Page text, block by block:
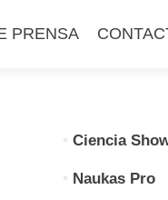
PRENSA
Ciencia
Naukas Pro